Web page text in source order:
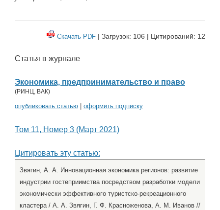
Скачать PDF | Загрузок: 106 | Цитирований: 12
Статья в журнале
Экономика, предпринимательство и право
(РИНЦ, ВАК)
опубликовать статью оформить подписку
Том 11, Номер 3 (Март 2021)
Цитировать эту статью:
Звягин, А. А. Инновационная экономика регионов: развитие
индустрии гостеприимства посредством разработки модели
экономически эффективного туристско-рекреационного
кластера / А. А. Звягин, Г. Ф. Красноженова, А. М. Иванов //